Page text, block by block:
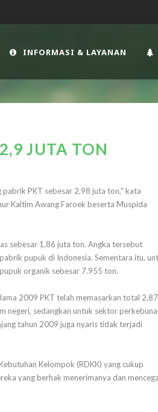
INFORMASI & LAYANAN
JUTA TON
PKT sebesar 2,98 juta ton," kata
Kaltim Awang Faroek beserta Muspida
sebesar 1,86 juta ton. Angka tersebut
pupuk di Indonesia. Sementara itu,
organik sebesar 7.955 ton.
2009 PKT telah memasarkan total 2,87
negeri, sedangkan untuk sektor
tahun 2009 juga nyaris tidak terjadi
Kelompok (RDKK) yang cukup
yang berhak menerimanya dan